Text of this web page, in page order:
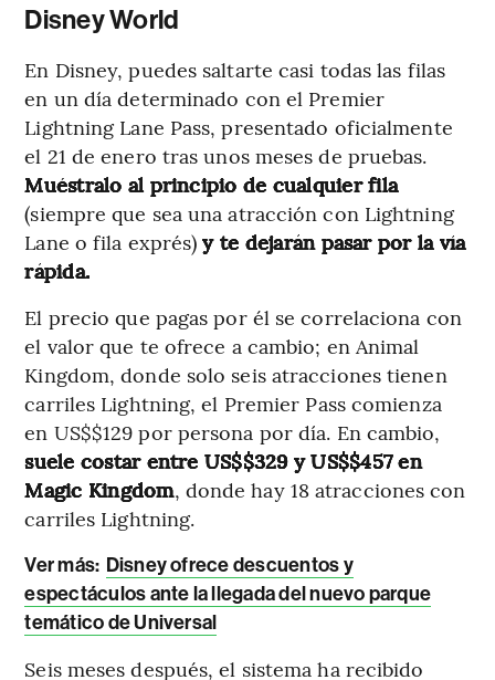
Disney World
En Disney, puedes saltarte casi todas las filas
en un día determinado con el Premier
Lightning Lane Pass, presentado oficialmente
el 21 de enero tras unos meses de pruebas.
Muéstralo al principio de cualquier fila
(siempre que sea una atracción con Lightning
Lane o fila exprés)y te dejarán pasar por la vía
rápida.
El precio que pagas por él se correlaciona con
el valor que te ofrece a cambio; en Animal
Kingdom, donde solo seis atracciones tienen
carriles Lightning, el Premier Pass comienza
en US$$129 por persona por día. En cambio,
suele costar entre US$$329 y US$$457 en
Magic Kingdom, donde hay 18 atracciones con
carriles Lightning.
Ver más: Disney ofrece descuentos y
espectáculos ante la llegada del nuevo parque
temático de Universal
Seis meses después, el sistema ha recibido